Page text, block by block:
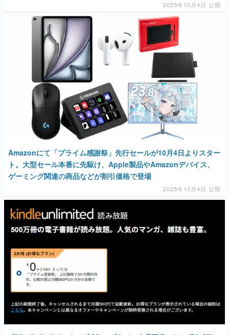
2025年10月4日 公開
Amazonにて「プライム感謝祭」先行セールが10月4日よりスター
ト。大型セール本番に先駆け、Apple製品やAmazonデバイス、
ゲーミング関連の商品などが割引価格で登場
2025年10月4日 公開